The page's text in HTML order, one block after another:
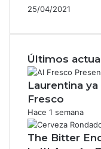
25/04/2021
Últimos
Laurentina
Fresco
Hace 1 semana
The Bitter